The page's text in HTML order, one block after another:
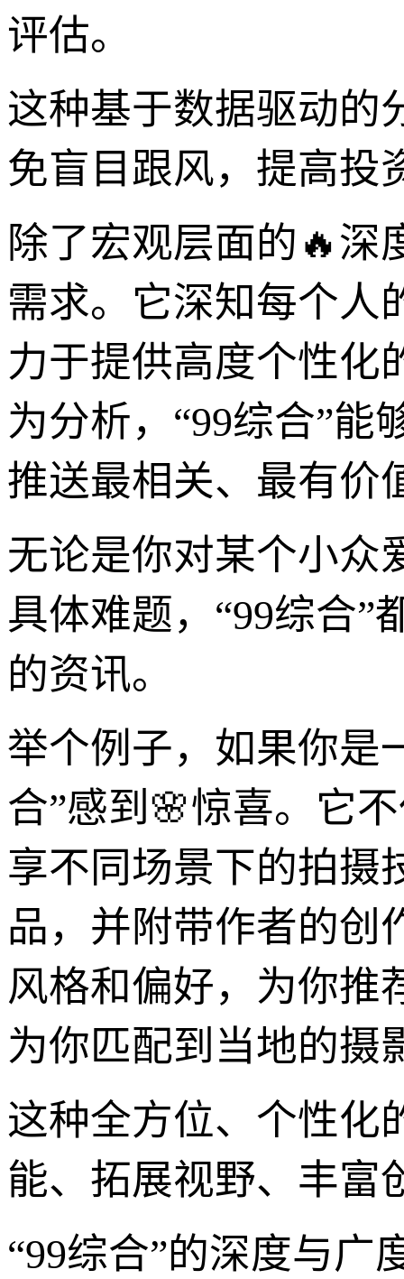
评估。
这种基于数据驱动的
免盲目跟风，提高投
除了宏观层面的🔥深
需求。它深知每个人
力于提供高度个性化
为分析，“99综合”
推送最相关、最有价
无论是你对某个小众
具体难题，“99综合”
的资讯。
举个例子，如果你是
合”感到🌸惊喜。它
享不同场景下的拍摄
品，并附带作者的创
风格和偏好，为你推
为你匹配到当地的摄
这种全方位、个性化
能、拓展视野、丰富
“99综合”的深度与广